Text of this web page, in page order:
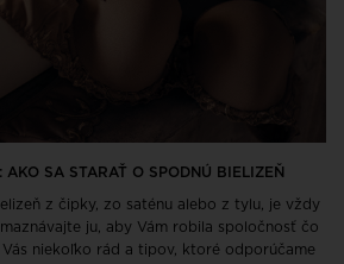
AKO SA STARAŤ O SPODNÚ BIELIZEŇ
z čipky, zo saténu alebo z tylu, je vždy
ju, aby Vám robila spoločnosť čo
Vás niekoľko rád a tipov, ktoré odporúčame